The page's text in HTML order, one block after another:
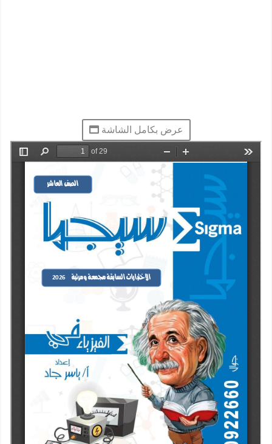
عرض بكامل الشاشة